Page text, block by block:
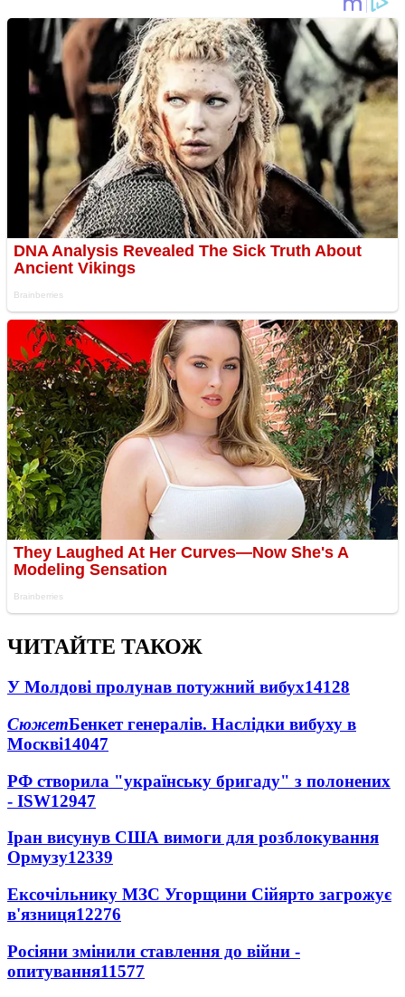
ЧИТАЙТЕ ТАКОЖ
У Молдові пролунав потужний вибух14128
СюжетБенкет генералів. Наслідки вибуху в
Москві14047
РФ створила "українську бригаду" з полонених
- ISW12947
Іран висунув США вимоги для розблокування
Ормузу12339
Ексочільнику МЗС Угорщини Сійярто загрожує
в'язниця12276
Росіяни змінили ставлення до війни -
опитування11577